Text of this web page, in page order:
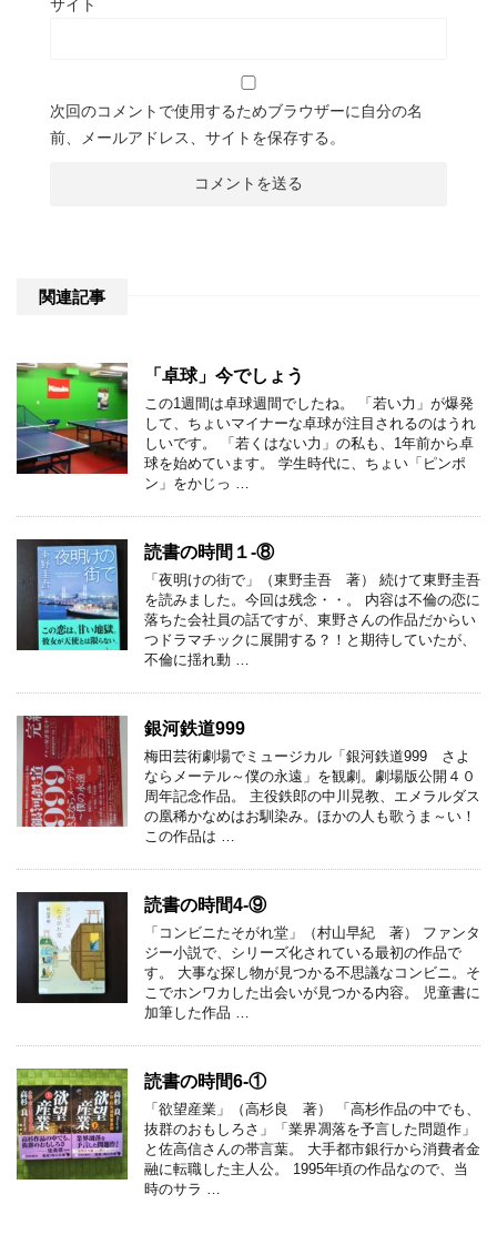
サイト
次回のコメントで使用するためブラウザーに自分の名
前、メールアドレス、サイトを保存する。
関連記事
「卓球」今でしょう
この1週間は卓球週間でしたね。 「若い力」が爆発
して、ちょいマイナーな卓球が注目されるのはうれ
しいです。 「若くはない力」の私も、1年前から卓
球を始めています。 学生時代に、ちょい「ピンポ
ン」をかじっ …
読書の時間１-⑧
「夜明けの街で」（東野圭吾 著） 続けて東野圭吾
を読みました。今回は残念・・。 内容は不倫の恋に
落ちた会社員の話ですが、東野さんの作品だからい
つドラマチックに展開する？！と期待していたが、
不倫に揺れ動 …
銀河鉄道999
梅田芸術劇場でミュージカル「銀河鉄道999 さよ
ならメーテル～僕の永遠」を観劇。劇場版公開４０
周年記念作品。 主役鉄郎の中川晃教、エメラルダス
の凰稀かなめはお馴染み。ほかの人も歌うま～い！
この作品は …
読書の時間4-⑨
「コンビニたそがれ堂」（村山早紀 著） ファンタ
ジー小説で、シリーズ化されている最初の作品で
す。 大事な探し物が見つかる不思議なコンビニ。そ
こでホンワカした出会いが見つかる内容。 児童書に
加筆した作品 …
読書の時間6-①
「欲望産業」（高杉良 著） 「高杉作品の中でも、
抜群のおもしろさ」「業界凋落を予言した問題作」
と佐高信さんの帯言葉。 大手都市銀行から消費者金
融に転職した主人公。 1995年頃の作品なので、当
時のサラ …